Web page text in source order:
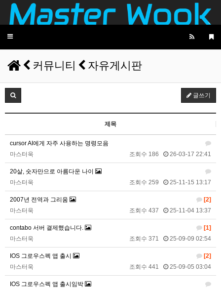
Toggle
커뮤니티 자유게시판
글쓰기
제목
cursor AI에게 자주 사용하는 명령모음
마스터욱
조회수 186 26-03-17 22:41
20살, 숫자만으로 아름다운 나이
마스터욱
조회수 259 25-11-15 13:17
[2]
2007년 전역과 그리움
마스터욱
조회수 437 25-11-04 13:37
[1]
contabo 서버 결제했습니다.
마스터욱
조회수 371 25-09-09 02:54
[2]
IOS 그로우스펙 앱 출시
마스터욱
조회수 441 25-09-05 03:04
IOS 그로우스펙 앱 출시임박
마스터욱 애플 승인완료~
비회원68l9ghg8eneq0bsbgv6odmq3eh 까꿍 15:45:11
비회원5jfgkg80qb0i8rulqnv6b416pt 오픈채팅 문의남겨놨습니다 06:45:08
2025년 09월 12일 금요일
벌레세끼 서울 놀러와라 16:55:33
2025년 09월 18일 목요일
벌레세끼
10:58:34
벌레세끼
그리고 내 ip안푸냐ㅡㅡㅋ
10:59:00
마스터욱
풀거믄 걸었겠냐 11:04:21
2025년 09월 19일 금요일
비회원67de1qasc4tnqvqv155pp4l5if 20:08:16
2025년 09월 22일 월요일